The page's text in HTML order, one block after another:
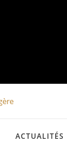
ACTUALITÉS